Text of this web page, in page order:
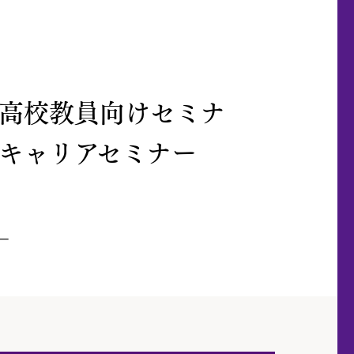
校教員向けセミナ
ャリアセミナー